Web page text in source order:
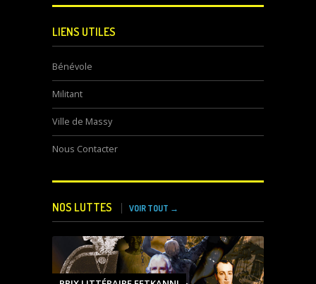
LIENS UTILES
Bénévole
Militant
Ville de Massy
Nous Contacter
NOS LUTTES VOIR TOUT →